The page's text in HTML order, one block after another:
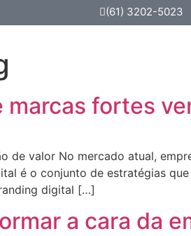
(61) 3202-5023
fortes
de valor No mercado atual,
é o conjunto de estratégias
digital […]
a cara da